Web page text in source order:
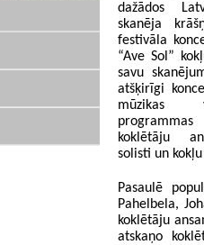
dažādos
skanēja
festivāla
“Ave Sol”
savu
atšķirīgi
mūzikas
koklētāju
solisti un
Pasaulē
Pahelbela,
koklētāju
atskaņo